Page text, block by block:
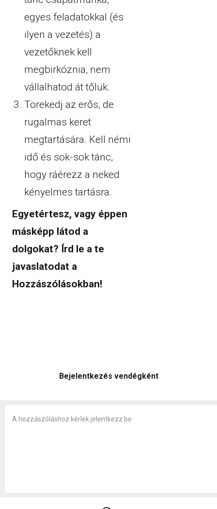
egyes feladatokkal (és
ilyen a vezetés) a
vezetőknek kell
megbirkóznia, nem
vállalhatod át tőlük.
Törekedj az erős, de
rugalmas keret
megtartására. Kell némi
idő és sok-sok tánc,
hogy ráérezz a neked
kényelmes tartásra.
Egyetértesz, vagy éppen
másképp látod a
dolgokat? Írd le a te
javaslatodat a
Hozzászólásokban!
Bejelentkezés vendégként